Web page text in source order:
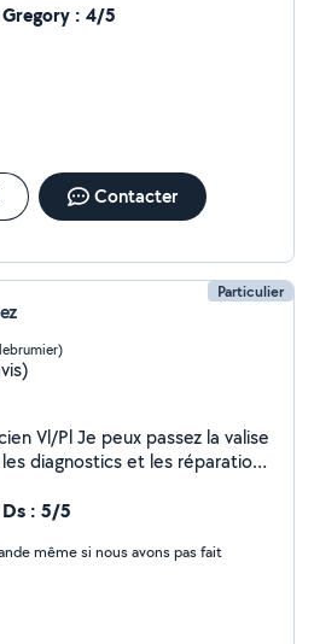
: 4/5
Contacter
Particulier
Vl/Pl Je peux passez la valise
diagnostics et les réparations
: 5/5
même si nous avons pas fait